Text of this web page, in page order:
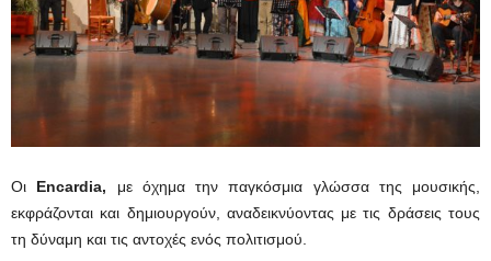
Οι Encardia, με όχημα την παγκόσμια γλώσσα της μουσικής,
εκφράζονται και δημιουργούν, αναδεικνύοντας με τις δράσεις τους
τη δύναμη και τις αντοχές ενός πολιτισμού.